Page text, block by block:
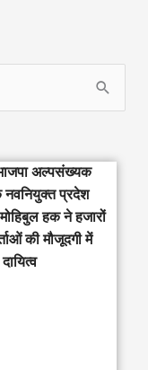
अल्पसंख्यक
नवनियुक्त प्रदेश
हक ने हजारों
की मौजूदगी में